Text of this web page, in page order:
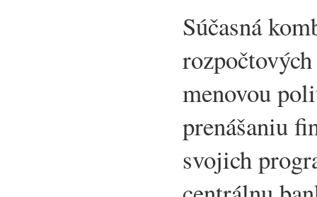
Súčasná
menovou
prenášaniu
svojich